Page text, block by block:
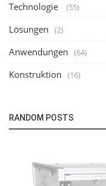
Technologie (55)
Lösungen (2)
Anwendungen (64)
Konstruktion (16)
RANDOM POSTS